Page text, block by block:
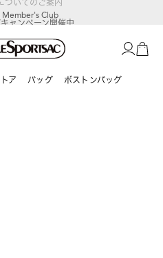
Club
ャンペーン開催中
ア バッグ
ボストンバッグ